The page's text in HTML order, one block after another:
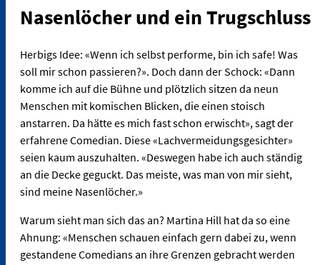
Nasenlöcher und ein Trugschluss
Herbigs Idee: «Wenn ich selbst performe, bin ich safe! Was
soll mir schon passieren?». Doch dann der Schock: «Dann
komme ich auf die Bühne und plötzlich sitzen da neun
Menschen mit komischen Blicken, die einen stoisch
anstarren. Da hätte es mich fast schon erwischt», sagt der
erfahrene Comedian. Diese «Lachvermeidungsgesichter»
seien kaum auszuhalten. «Deswegen habe ich auch ständig
an die Decke geguckt. Das meiste, was man von mir sieht,
sind meine Nasenlöcher.»
Warum sieht man sich das an? Martina Hill hat da so eine
Ahnung: «Menschen schauen einfach gern dabei zu, wenn
gestandene Comedians an ihre Grenzen gebracht werden